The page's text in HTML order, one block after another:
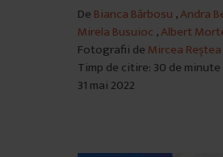
De Bianca Bărbosu ,Andra
Mirela Busuioc ,Albert
Fotografii de Mircea Reștea
Timp de citire: 30 de minute
31 mai 2022